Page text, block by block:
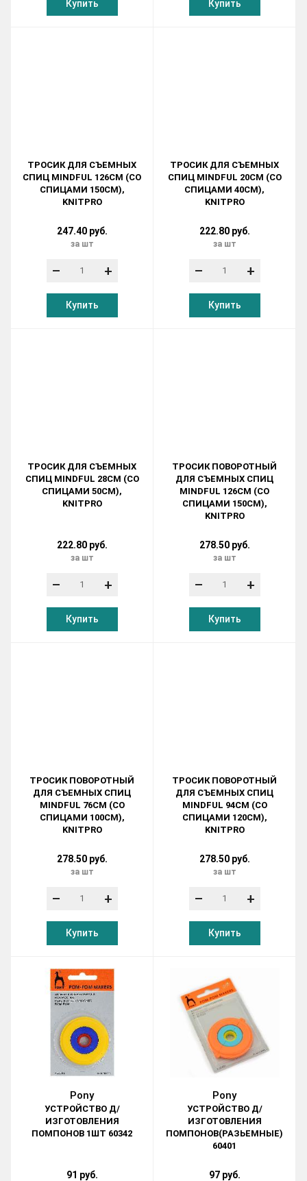
Купить Купить
ТРОСИК ДЛЯ СЪЕМНЫХ
СПИЦ MINDFUL 126СМ (СО
СПИЦАМИ 150СМ),
KNITPRO
247.40 руб.
за шт
– +
Купить
ТРОСИК ДЛЯ СЪЕМНЫХ
СПИЦ MINDFUL 20СМ (СО
СПИЦАМИ 40СМ),
KNITPRO
222.80 руб.
за шт
– +
Купить
ТРОСИК ДЛЯ СЪЕМНЫХ
СПИЦ MINDFUL 28СМ (СО
СПИЦАМИ 50СМ),
KNITPRO
222.80 руб.
за шт
– +
Купить
ТРОСИК ПОВОРОТНЫЙ
ДЛЯ СЪЕМНЫХ СПИЦ
MINDFUL 126СМ (СО
СПИЦАМИ 150СМ),
KNITPRO
278.50 руб.
за шт
– +
Купить
ТРОСИК ПОВОРОТНЫЙ
ДЛЯ СЪЕМНЫХ СПИЦ
MINDFUL 76СМ (СО
СПИЦАМИ 100СМ),
KNITPRO
278.50 руб.
за шт
– +
Купить
ТРОСИК ПОВОРОТНЫЙ
ДЛЯ СЪЕМНЫХ СПИЦ
MINDFUL 94СМ (СО
СПИЦАМИ 120СМ),
KNITPRO
278.50 руб.
за шт
– +
Купить
Pony
УСТРОЙСТВО Д/
ИЗГОТОВЛЕНИЯ
ПОМПОНОВ 1ШТ 60342
91 руб.
Pony
УСТРОЙСТВО Д/
ИЗГОТОВЛЕНИЯ
ПОМПОНОВ(РАЗЬЕМНЫЕ)
60401
97 руб.